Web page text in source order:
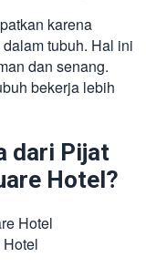
karena
tubuh. Hal ini
dan senang.
bekerja lebih
dari Pijat
Hotel?